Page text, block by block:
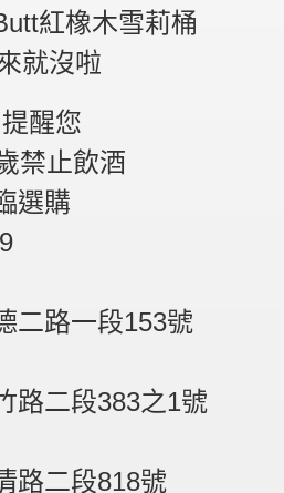
紅橡木雪莉桶
就沒啦
醒您
禁止飲酒
選購
二路一段153號
路二段383之1號
路二段818號